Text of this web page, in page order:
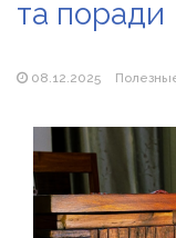
Магазин
та поради
08.12.2025